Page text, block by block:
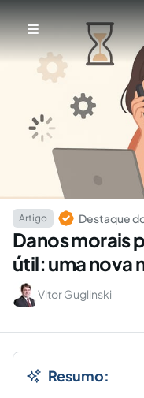
Artigo
Destaque
Danos morais
útil: uma nova
Vitor Guglinski
Resumo: